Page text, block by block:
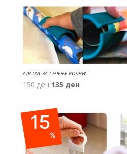
АЛАТКА ЗА СЕЧЕЊЕ РОЛНИ
150ден Original
was:
150 ден.
135 денCurrent
135 ден.
15
%